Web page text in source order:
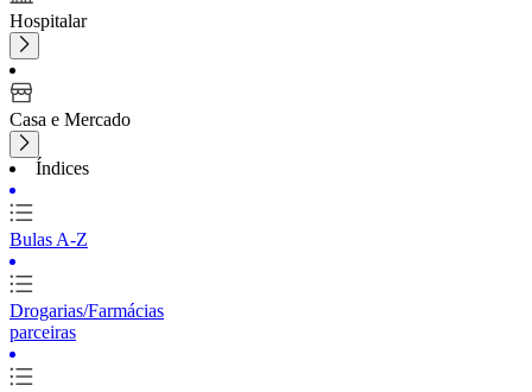
Hospitalar
Casa e Mercado
Índices
Bulas A-Z
Drogarias/Farmácias
parceiras